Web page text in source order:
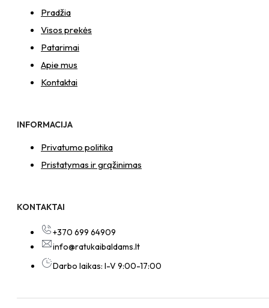
Pradžia
Visos prekės
Patarimai
Apie mus
Kontaktai
INFORMACIJA
Privatumo politika
Pristatymas ir grąžinimas
KONTAKTAI
+370 699 64909
info@ratukaibaldams.lt
Darbo laikas: I-V 9:00-17:00